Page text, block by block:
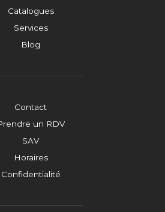
Catalogues
Services
Blog
Contact
un RDV
SAV
Horaires
Confidentialité